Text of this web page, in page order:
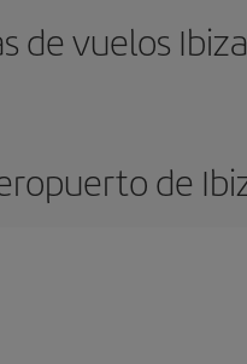
de vuelos
de